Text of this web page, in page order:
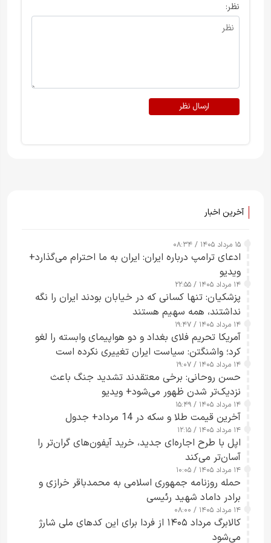
نظر:
ارسال نظر
آخرین اخبار
۱۵ مرداد ۱۴۰۵ / ۰۸:۳۴
ادعای ترامپ درباره ایران: ایران به ما احترام می‌گذارد+
ویدیو
۱۴ مرداد ۱۴۰۵ / ۲۲:۵۵
پزشکیان: تنها کسانی که در خیابان بودند ایران را نگه
نداشتند، همه سهیم هستند
۱۴ مرداد ۱۴۰۵ / ۱۹:۴۷
آمریکا تحریم فلای بغداد و دو هواپیمای وابسته را لغو
کرد؛ واشنگتن: سیاست ایران تغییری نکرده است
۱۴ مرداد ۱۴۰۵ / ۱۹:۰۷
حسن روحانی: برخی معتقدند تشدید جنگ باعث
نزدیک‌تر شدن ظهور می‌شود+ ویدیو
۱۴ مرداد ۱۴۰۵ / ۱۵:۴۹
آخرین قیمت طلا و سکه در 14 مرداد+ جدول
۱۴ مرداد ۱۴۰۵ / ۱۲:۱۵
اپل با طرح اجاره‌ای جدید، خرید آیفون‌های گران‌تر را
آسان‌تر می‌کند
۱۴ مرداد ۱۴۰۵ / ۱۰:۰۵
حمله روزنامه جمهوری اسلامی به محمدباقر خرازی و
برادر داماد شهید رئیسی
۱۴ مرداد ۱۴۰۵ / ۰۸:۰۰
کالابرگ مرداد ۱۴۰۵ از فردا برای این کدهای ملی شارژ
می‌شود